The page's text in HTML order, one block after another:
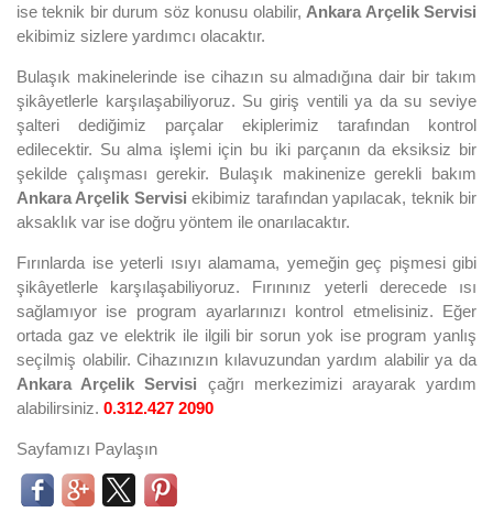
ise teknik bir durum söz konusu olabilir, Ankara Arçelik Servisi
ekibimiz sizlere yardımcı olacaktır.
Bulaşık makinelerinde ise cihazın su almadığına dair bir takım
şikâyetlerle karşılaşabiliyoruz. Su giriş ventili ya da su seviye
şalteri dediğimiz parçalar ekiplerimiz tarafından kontrol
edilecektir. Su alma işlemi için bu iki parçanın da eksiksiz bir
şekilde çalışması gerekir. Bulaşık makinenize gerekli bakım
Ankara Arçelik Servisiekibimiz tarafından yapılacak, teknik bir
aksaklık var ise doğru yöntem ile onarılacaktır.
Fırınlarda ise yeterli ısıyı alamama, yemeğin geç pişmesi gibi
şikâyetlerle karşılaşabiliyoruz. Fırınınız yeterli derecede ısı
sağlamıyor ise program ayarlarınızı kontrol etmelisiniz. Eğer
ortada gaz ve elektrik ile ilgili bir sorun yok ise program yanlış
seçilmiş olabilir. Cihazınızın kılavuzundan yardım alabilir ya da
Ankara Arçelik Servisi çağrı merkezimizi arayarak yardım
alabilirsiniz. 0.312.427 2090
Sayfamızı Paylaşın